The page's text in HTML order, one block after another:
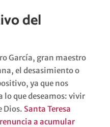
del
García, gran maestro
el desasimiento o
ya que nos
que deseamos: vivir
Dios. Santa Teresa
a acumular